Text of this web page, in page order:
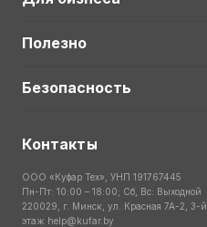
Полезно
Безопасность
Контакты
ООО «Куфар Тех», УНП 191767445
Пн-Пт: 10:00 – 18:00; Сб, Вс: Выходной
220029, г. Минск, ул. Красная 7А-2, 3-й
этаж help@kufar.by